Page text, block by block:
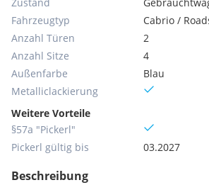
Fahrzeugtyp
Cabrio /
Anzahl Türen
2
Anzahl Sitze
4
Außenfarbe
Blau
Metallic­lackierung
Weitere Vorteile
§57a "Pickerl"
Pickerl gültig bis
03.2027
Beschreibung